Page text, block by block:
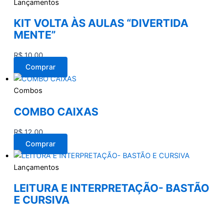
Lançamentos
KIT VOLTA ÀS AULAS “DIVERTIDA
MENTE”
R$10,00
Comprar
Combos
COMBO CAIXAS
R$12,00
Comprar
Lançamentos
LEITURA E INTERPRETAÇÃO- BASTÃO
E CURSIVA